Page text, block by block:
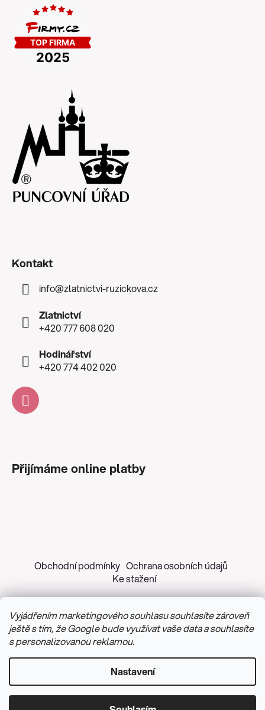
Vyjádřením marketingového souhlasu souhlasíte zároveň
ještě s tím, že Google bude využívat vaše data a souhlasíte
s personalizovanou reklamou.
Nastavení
Kontakt
info@zlatnictvi-ruzickova.cz
Zlatnictví
+420 777 608 020
Hodinářství
+420 774 402 020
Přijímáme online platby
Obchodní podmínky Ochrana osobních údajů
Ke stažení
Vytvořil Shoptet&PekneWeby
Upravit nastavení cookies